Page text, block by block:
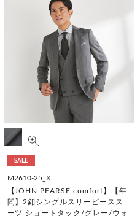
SALE
M2610-25_X
【JOHN PEARSE comfort】【年
間】2釦シングルスリーピースス
ーツ ショートタック/グレー/ウォ